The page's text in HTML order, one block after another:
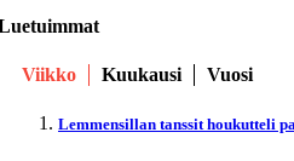
Viikko Kuukausi Vuosi
Lemmensillan tanssit houkutteli